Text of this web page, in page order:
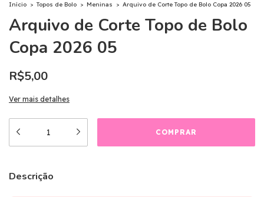
Início > Topos de Bolo > Meninas > Arquivo de Corte Topo de Bolo Copa 2026 05
Arquivo de Corte Topo de Bolo
Copa 2026 05
R$5,00
Ver mais detalhes
Descrição